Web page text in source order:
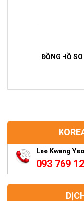
Lee Kwang Yeol
093 769
ĐỒNG HỒ